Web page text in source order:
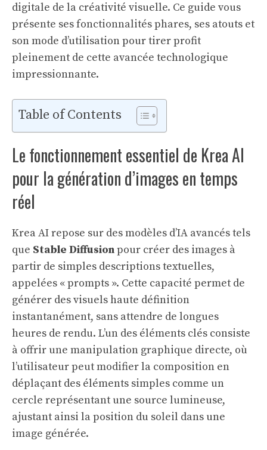
digitale de la créativité visuelle. Ce guide vous
présente ses fonctionnalités phares, ses atouts et
son mode d’utilisation pour tirer profit
pleinement de cette avancée technologique
impressionnante.
Table of Contents
Le fonctionnement essentiel de Krea AI
pour la génération d’images en temps
réel
Krea AI repose sur des modèles d’IA avancés tels
que Stable Diffusionpour créer des images à
partir de simples descriptions textuelles,
appelées « prompts ». Cette capacité permet de
générer des visuels haute définition
instantanément, sans attendre de longues
heures de rendu. L’un des éléments clés consiste
à offrir une manipulation graphique directe, où
l’utilisateur peut modifier la composition en
déplaçant des éléments simples comme un
cercle représentant une source lumineuse,
ajustant ainsi la position du soleil dans une
image générée.